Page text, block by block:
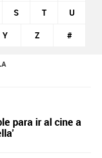
S T U
Y Z #
para ir al cine a